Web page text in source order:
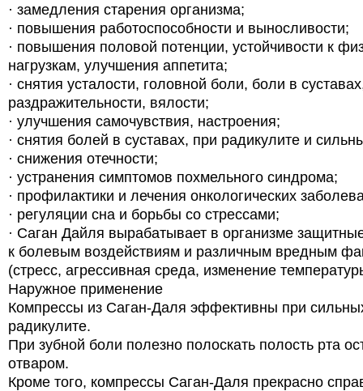
· замедления старения организма;
· повышения работоспособности и выносливости;
· повышения половой потенции, устойчивости к
нагрузкам, улучшения аппетита;
· снятия усталости, головной боли, боли в
раздражительности, вялости;
· улучшения самочувствия, настроения;
· снятия болей в суставах, при радикулите и
· снижения отечности;
· устранения симптомов похмельного синдрома;
· профилактики и лечения онкологических
· регуляции сна и борьбы со стрессами;
· Саган Дайля вырабатывает в организме
к болевым воздействиям и различным вредным
(стресс, агрессивная среда, изменение
Наружное применение
Компрессы из Саган-Даля эффективны при
радикулите.
При зубной боли полезно полоскать полость рта
отваром.
Кроме того, компрессы Саган-Даля прекрасно